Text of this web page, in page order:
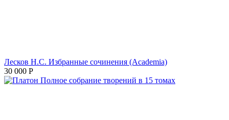
Лесков Н.С. Избранные сочинения (Academia)
30 000 Р